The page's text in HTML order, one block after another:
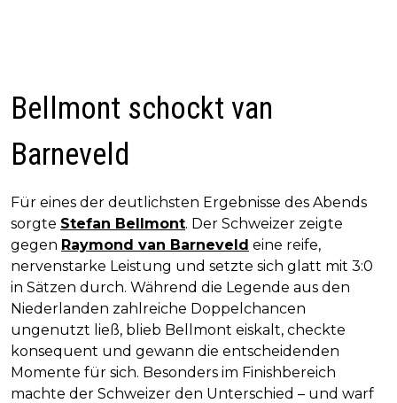
Bellmont schockt van
Barneveld
Für eines der deutlichsten Ergebnisse des Abends
sorgte Stefan Bellmont. Der Schweizer zeigte
gegen Raymond van Barneveld eine reife,
nervenstarke Leistung und setzte sich glatt mit 3:0
in Sätzen durch. Während die Legende aus den
Niederlanden zahlreiche Doppelchancen
ungenutzt ließ, blieb Bellmont eiskalt, checkte
konsequent und gewann die entscheidenden
Momente für sich. Besonders im Finishbereich
machte der Schweizer den Unterschied – und warf